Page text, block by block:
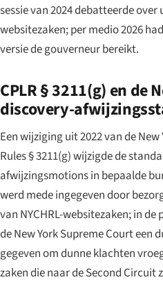
sessie van 2024 debatteerde
websitezaken; per medio 2026
versie de gouverneur bereikt.
CPLR § 3211(g) en de
discovery-
Een wijziging uit 2022 van de
Rules § 3211(g) wijzigde de
afwijzingsmotions in bepaalde
werd mede ingegeven door
van NYCHRL-websitezaken; in
de New York Supreme Court een
gegeven om dunne klachten
zaken die naar de Second Circuit